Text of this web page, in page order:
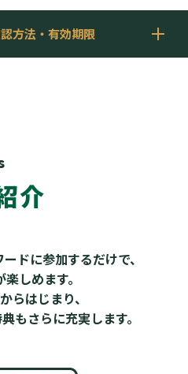
方法・有効期限
介
ドに参加するだけで、
しめます。
らはじまり、
もさらに充実します。